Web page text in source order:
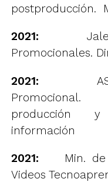
postproducción.
2021: Jale al
Promocionales.
2021:
Promocional.
producción
información
2021: Min. de
Videos